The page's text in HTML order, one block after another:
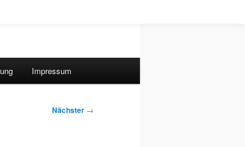
Impressum
Nächster →